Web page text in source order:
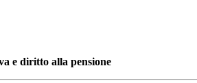
e diritto alla pensione